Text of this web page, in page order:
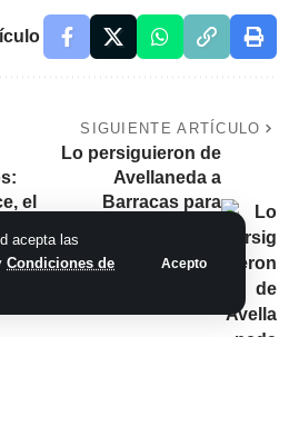
acepta las
Condiciones de
Acepto
el
SIGUIENTE ARTÍCULO
Lo persiguieron de
Avellaneda a
Barracas para
estación de servicio